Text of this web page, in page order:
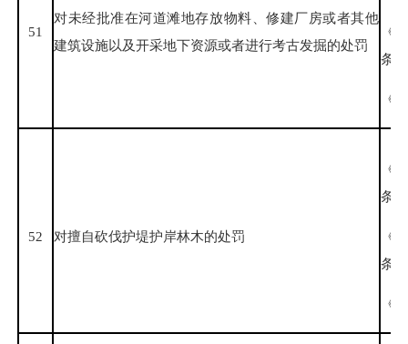
51
对未经批准在河道滩地存放物料、修建厂房或者其他
建筑设施以及开采地下资源或者进行考古发掘的处罚
《
条
《
52 对擅自砍伐护堤护岸林木的处罚
《
条
《
条
《